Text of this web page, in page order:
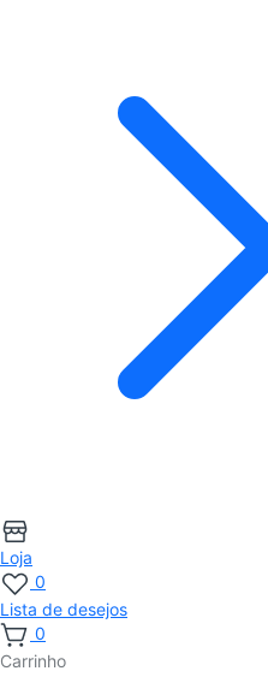
Loja
0
Lista de desejos
0
Carrinho